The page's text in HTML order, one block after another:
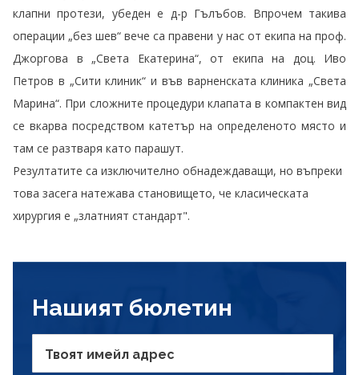
клапни протези, убеден е д-р Гълъбов. Впрочем такива
операции „без шев“ вече са правени у нас от екипа на проф.
Джоргова в „Света Екатерина“, от екипа на доц. Иво
Петров в „Сити клиник“ и във варненската клиника „Света
Марина“. При сложните процедури клапата в компактен вид
се вкарва посредством катетър на определеното място и
там се разтваря като парашут.
Резултатите са изключително обнадеждаващи, но въпреки
това засега натежава становището, че класическата
хирургия е „златният стандарт".
Нашият бюлетин
Твоят имейл адрес